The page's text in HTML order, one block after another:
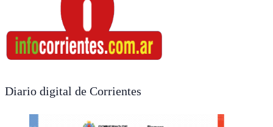
Diario digital de Corrientes